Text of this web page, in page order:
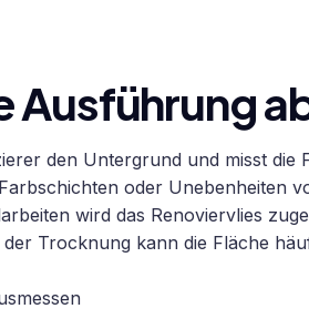
Ausführung
den Untergrund und misst die
oder Unebenheiten
wird das Renoviervlies
Trocknung kann die Fläche